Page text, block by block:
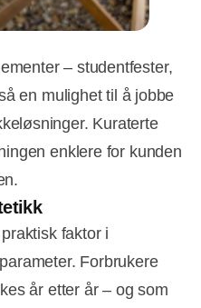
– studentfester,
en mulighet til å jobbe
Kuraterte
enklere for kunden
faktor i
Forbrukere
år etter år – og som